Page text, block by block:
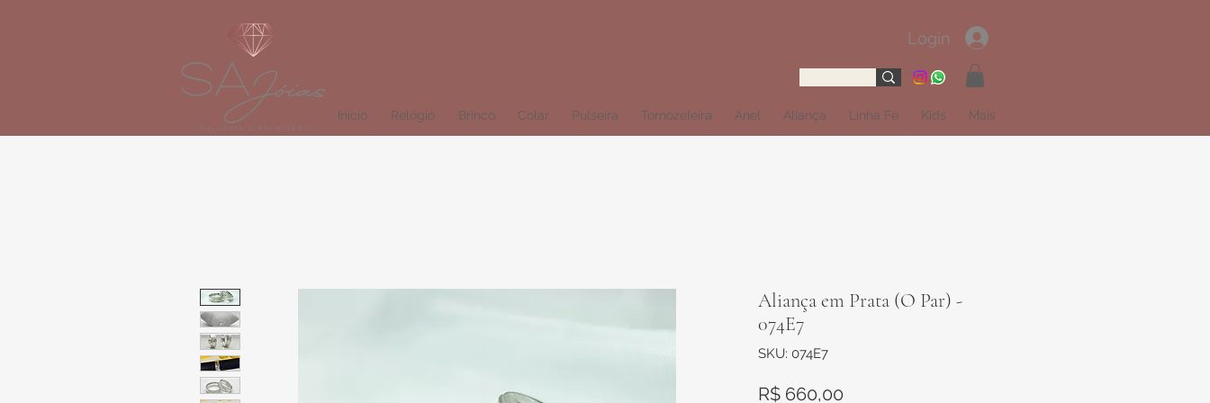
Login
Início Relógio Brinco Colar Pulseira Tornozeleira Anel Aliança Linha Fé Kids Mais
Aliança em Prata (O Par) -
074E7
SKU: 074E7
R$ 660,00